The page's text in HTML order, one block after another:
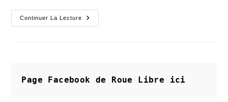
Continuer La Lecture
Le
Scrutin
Défense »
Page Facebook de Roue Libre ici